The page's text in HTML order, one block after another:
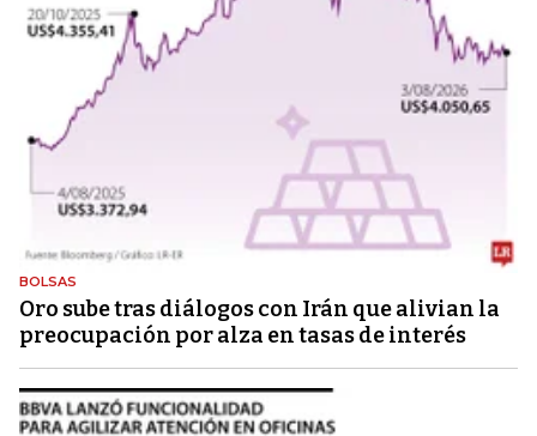
BOLSAS
Oro sube tras diálogos con Irán que alivian la
preocupación por alza en tasas de interés